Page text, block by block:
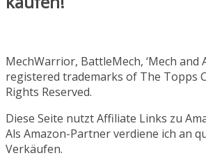
MechWarrior, BattleMech, ‘Mech and
registered trademarks of The Topps
Rights Reserved.
Diese Seite nutzt Affiliate Links zu
Als Amazon-Partner verdiene ich an
Verkäufen.